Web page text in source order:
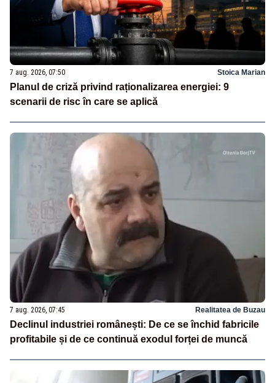
7 aug. 2026, 07:50 Stoica Marian
Planul de criză privind raționalizarea energiei: 9
scenarii de risc în care se aplică
7 aug. 2026, 07:45 Realitatea de Buzau
Declinul industriei românești: De ce se închid fabricile
profitabile și de ce continuă exodul forței de muncă